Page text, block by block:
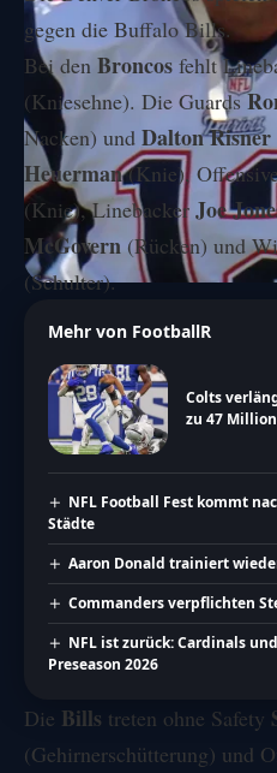
gegen die Buffalo Bills.
Bei den Broncosfehlt
(Kniesehne). Die Guards
Nacken) und Dalton Risner
Heuerman(Knie),
(Knie), Linebacker Joe
McGovern (Rücken) und
(Schulter).
Mehr von FootballR
Colts
zu 47
NFL Football Fest kommt
Städte
Aaron Donald trainiert
Commanders verpflichten
NFL ist zurück: Cardinals
Preseason 2026
Die Bills treten ohne Safety
(Gehirnerschütterung) und